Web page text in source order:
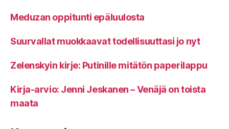
Meduzan oppitunti epäluulosta
Suurvallat muokkaavat todellisuuttasi jo nyt
Zelenskyin kirje: Putinille mitätön paperilappu
Kirja-arvio: Jenni Jeskanen – Venäjä on toista
maata